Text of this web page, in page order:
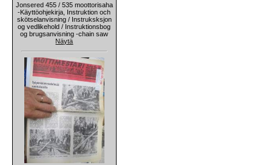
Jonsered 455 / 535 moottorisaha
-Käyttöohjekirja, Instruktion och
skötselanvisning / Instruksksjon
og vedlikehold / Instruktionsbog
og brugsanvisning -chain saw
Näytä